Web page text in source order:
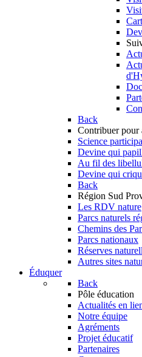
Back
Contribuer pour
Science
Devine qui
Au fil des
Devine qui
Back
Région Sud
Les RDV nature
Parcs naturels
Chemins des
Parcs nationaux
Réserves
Autres sites
Éduquer
Back
Pôle éducation
Actualités en
Notre équipe
Agréments
Projet éducatif
Partenaires